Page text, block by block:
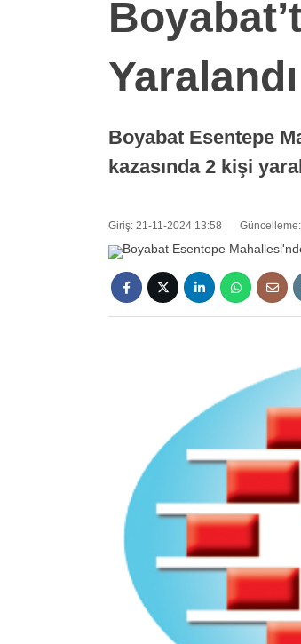
Yaralandı
Boyabat Esentepe
kazasında 2 kişi
Giriş: 21-11-2024 13:58